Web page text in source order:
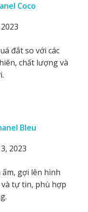
Coco
đắt so với các
chất lượng và
Bleu
2023
gợi lên hình
tự tin, phù hợp